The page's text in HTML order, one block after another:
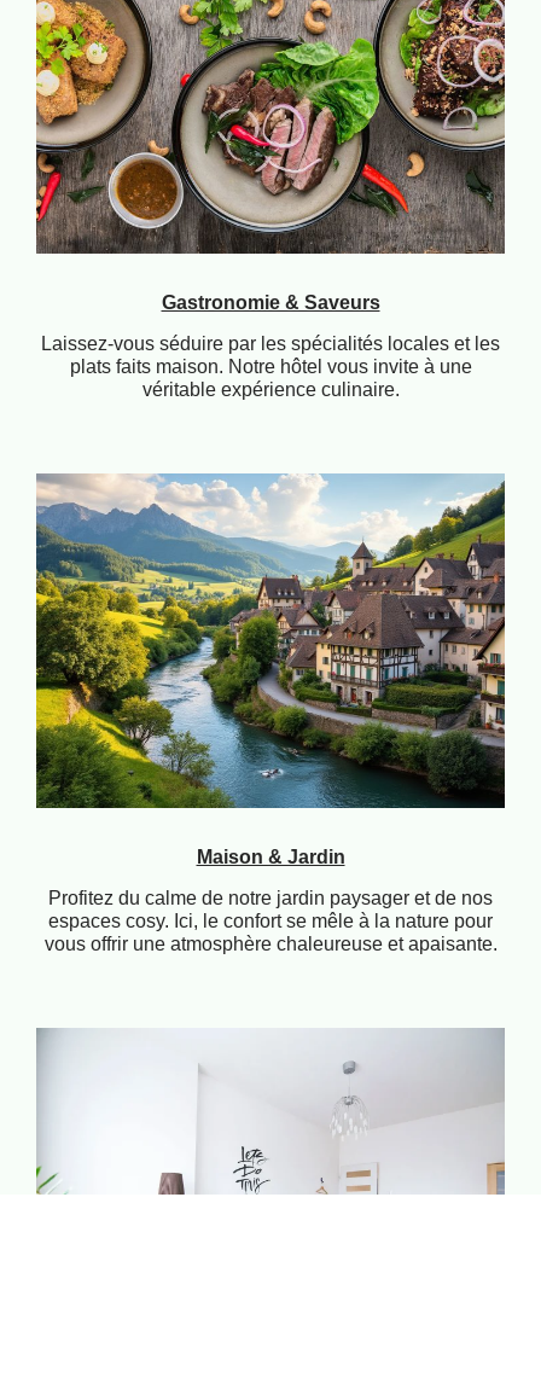
Gastronomie & Saveurs
Laissez-vous séduire par les spécialités locales et les
plats faits maison. Notre hôtel vous invite à une
véritable expérience culinaire.
Maison & Jardin
Profitez du calme de notre jardin paysager et de nos
espaces cosy. Ici, le confort se mêle à la nature pour
vous offrir une atmosphère chaleureuse et apaisante.